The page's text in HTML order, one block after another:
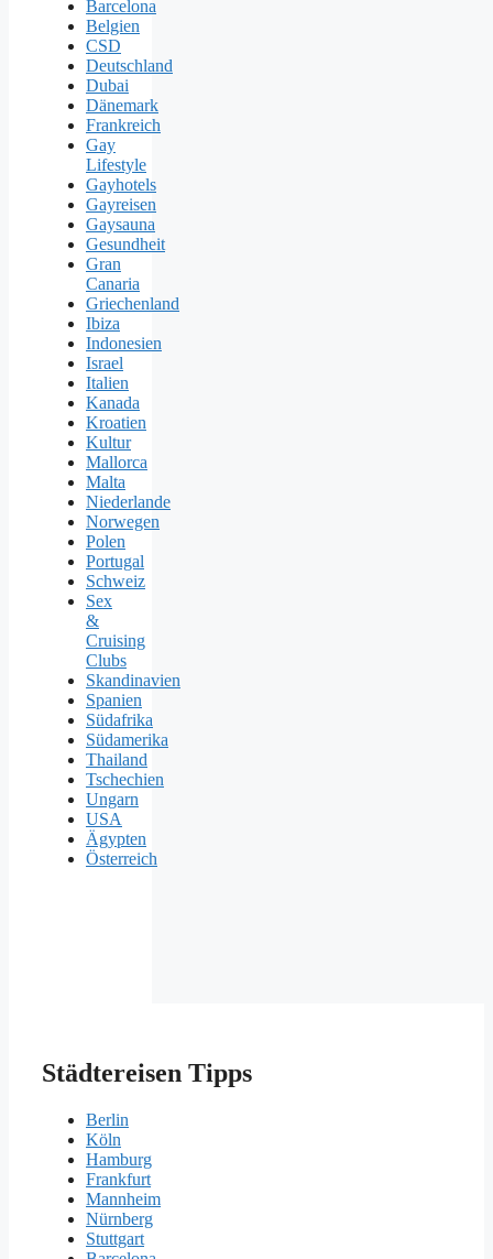
Barcelona
Belgien
CSD
Deutschland
Dubai
Dänemark
Frankreich
Gay
Lifestyle
Gayhotels
Gayreisen
Gaysauna
Gesundheit
Gran
Canaria
Griechenland
Ibiza
Indonesien
Israel
Italien
Kanada
Kroatien
Kultur
Mallorca
Malta
Niederlande
Norwegen
Polen
Portugal
Schweiz
Sex
&
Cruising
Clubs
Skandinavien
Spanien
Südafrika
Südamerika
Thailand
Tschechien
Ungarn
USA
Ägypten
Österreich
Städtereisen Tipps
Berlin
Köln
Hamburg
Frankfurt
Mannheim
Nürnberg
Stuttgart